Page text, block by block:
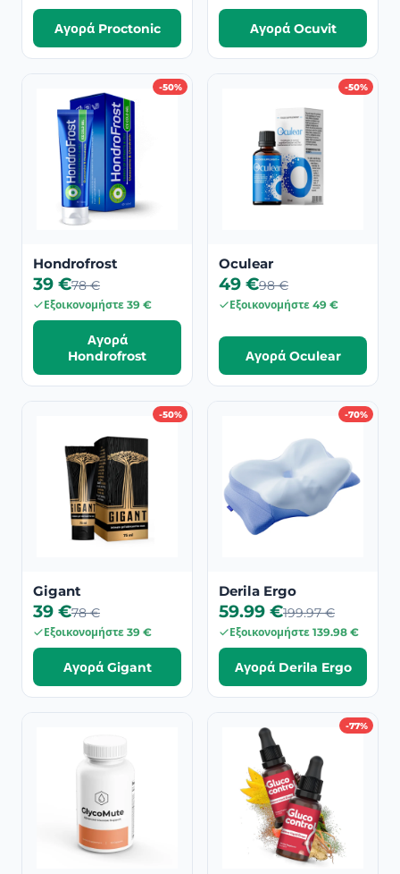
Αγορά Proctonic Αγορά Ocuvit
-50%
Hondrofrost
39 €78 €
Εξοικονομήστε 39 €
Αγορά
Hondrofrost
-50%
Oculear
49 €98 €
Εξοικονομήστε 49 €
Αγορά Oculear
-50%
Gigant
39 €78 €
Εξοικονομήστε 39 €
Αγορά Gigant
-70%
Derila Ergo
59.99 €199.97 €
Εξοικονομήστε 139.98 €
Αγορά Derila Ergo
-77%